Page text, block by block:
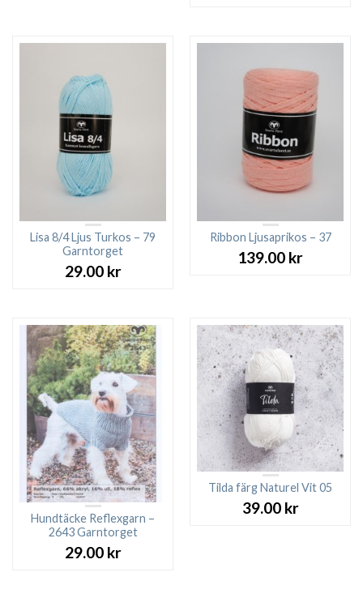
27.00 kr.
Lisa 8/4 Ljus Turkos – 79
Garntorget
29.00 kr
Ribbon Ljusaprikos – 37
139.00 kr
Hundtäcke Reflexgarn –
2643 Garntorget
29.00 kr
Tilda färg Naturel Vit 05
39.00 kr